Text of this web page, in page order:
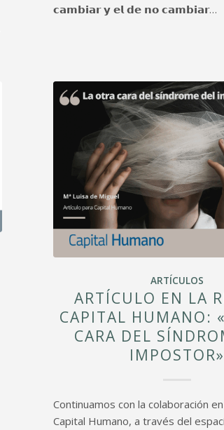
𝗰𝗮𝗺𝗯𝗶𝗮𝗿 𝘆 𝗲𝗹 𝗱𝗲 𝗻𝗼 𝗰𝗮𝗺𝗯𝗶𝗮𝗿…
ARTÍCULOS
ARTÍCULO EN LA
CAPITAL HUMANO:
CARA DEL
IMPOSTOR»
Continuamos con la colaboración
Capital Humano, a través del